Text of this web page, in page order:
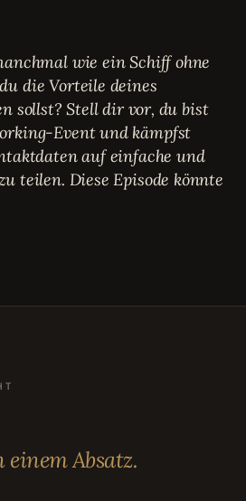
wie ein Schiff ohne
die Vorteile deines
sollst? Stell dir vor, du bist
Event und kämpfst
auf einfache und
teilen. Diese Episode könnte
einem Absatz.